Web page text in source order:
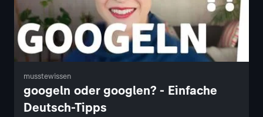
musstewissen
googeln oder googlen? - Einfache
Deutsch-Tipps